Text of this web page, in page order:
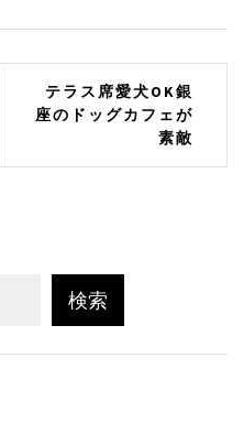
テラス席愛犬OK銀
座のドッグカフェが
素敵
検索